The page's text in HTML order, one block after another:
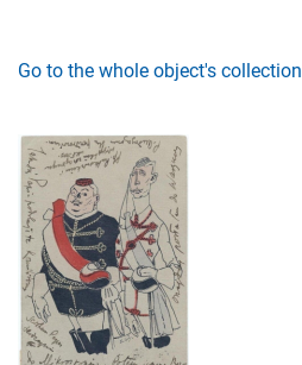
Go to the whole object's collection